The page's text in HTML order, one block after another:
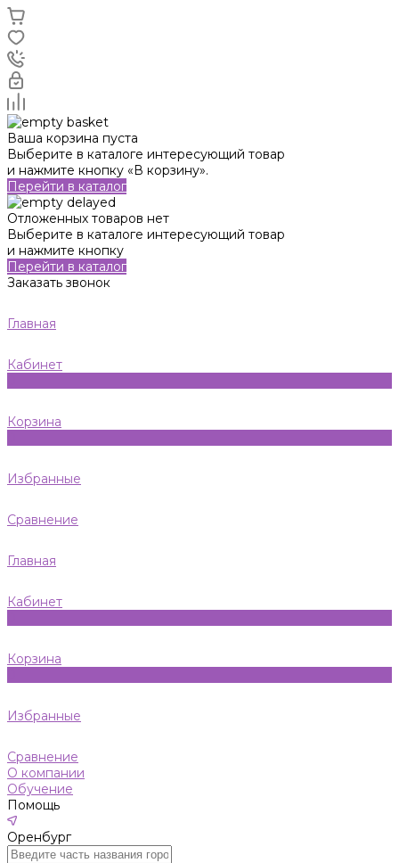
Ваша корзина пуста
Выберите в каталоге интересующий товар
и нажмите кнопку «В корзину».
Перейти в каталог
Отложенных товаров нет
Выберите в каталоге интересующий товар
и нажмите кнопку
Перейти в каталог
Заказать звонок
Главная
Кабинет
Корзина
Избранные
Сравнение
Главная
Кабинет
Корзина
Избранные
Сравнение
О компании
Обучение
Помощь
Оренбург